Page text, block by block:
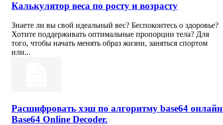
Калькулятор веса по росту и возрасту
Знаете ли вы свой идеальный вес? Беспокоитесь о здоровье?
Хотите поддерживать оптимальные пропорции тела? Для
того, чтобы начать менять образ жизни, заняться спортом
или...
Расшифровать хэш по алгоритму base64
Base64 Online Decoder.